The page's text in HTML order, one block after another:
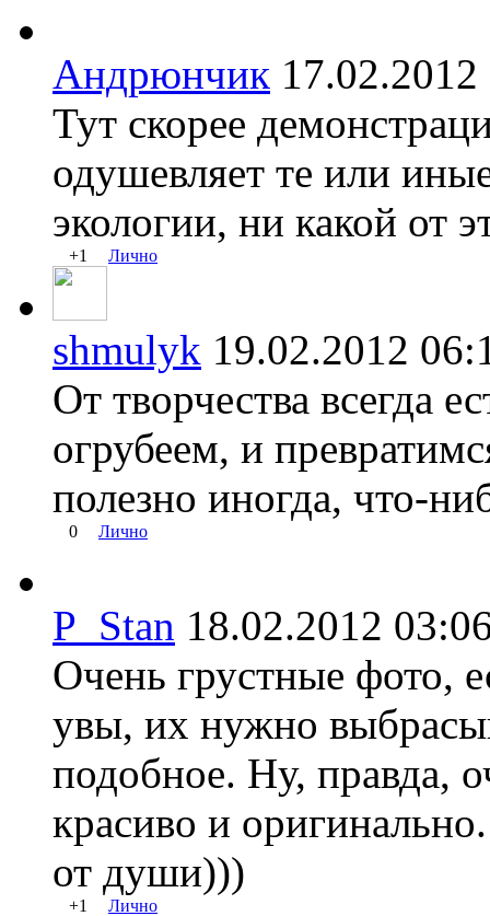
Андрюнчик
Тут скорее
одушевляет те или
экологии, ни какой от
+1 Лично
shmulyk 19.02.2012
От творчества всегда
огрубеем, и
полезно иногда, что-
0 Лично
P_Stan 18.02.2012
Очень грустные фото,
увы, их нужно
подобное. Ну, правда,
красиво и
от души)))
+1 Лично